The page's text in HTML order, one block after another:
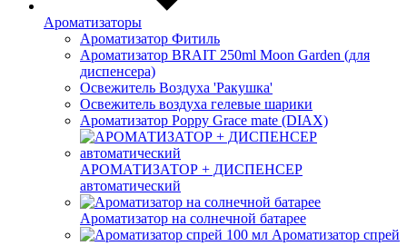
Ароматизаторы
Ароматизатор Фитиль
Ароматизатор BRAIT 250ml Moon Garden (для
диспенсера)
Освежитель Воздуха 'Ракушка'
Освежитель воздуха гелевые шарики
Ароматизатор Poppy Grace mate (DIAX)
АРОМАТИЗАТОР + ДИСПЕНСЕР
автоматический
Ароматизатор на солнечной батарее
Ароматизатор спрей